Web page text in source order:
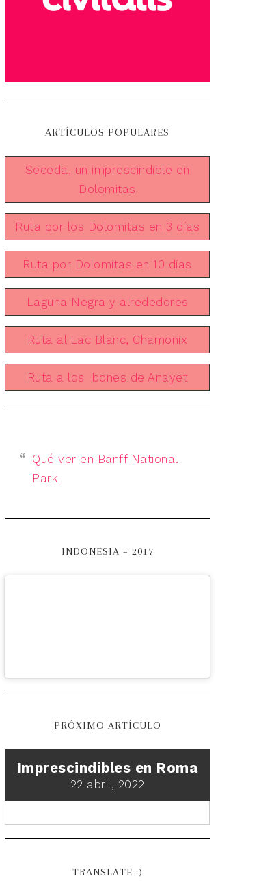
ARTÍCULOS POPULARES
Seceda, un imprescindible en
Dolomitas
Ruta por los Dolomitas en 3 días
Ruta por Dolomitas en 10 días
Laguna Negra y alrededores
Ruta al Lac Blanc, Chamonix
Ruta a los Ibones de Anayet
Qué ver en Banff National
Park
INDONESIA – 2017
PRÓXIMO ARTÍCULO
Imprescindibles en Roma
22 abril, 2022
TRANSLATE :)